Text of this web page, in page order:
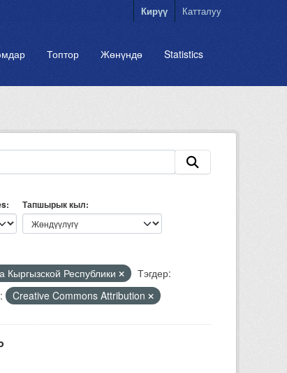
Кирүү Катталуу
Топтор Жөнүндө Statistics
Тапшырык кыл
Кыргызской Республики
Тэгдер:
Creative Commons Attribution